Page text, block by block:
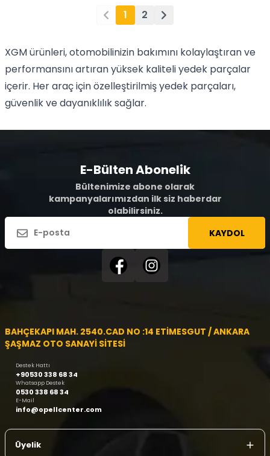
1 2
XGM ürünleri, otomobilinizin bakımını kolaylaştıran ve
performansını artıran yüksek kaliteli yedek parçalar
içerir. Her araç için özelleştirilmiş yedek parçaları,
güvenlik ve dayanıklılık sağlar.
E-Bülten Abonelik
Bültenimize abone olarak
kampanyalarımızdan ilk siz haberdar
olabilirsiniz.
KAYDOL
BAHÇEKAPI MAH. 2540.CAD NO :14 ETİMESGUT / ANKARA
ŞAŞMAZ OTO SANAYİ SİTESİ
Destek Hattı
+90530 338 68 34
Whatsapp Destek
0530 338 68 34
E-Mail
info@opellcenter.com
Üyelik